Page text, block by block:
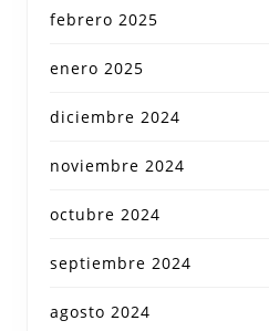
febrero 2025
enero 2025
diciembre 2024
noviembre 2024
octubre 2024
septiembre 2024
agosto 2024